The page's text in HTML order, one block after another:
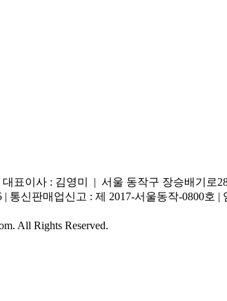
표이사 : 김영미 | 서울 동작구 장승배기로
| 통신판매업신고 : 제 2017-서울동작-0800호
All Rights Reserved.